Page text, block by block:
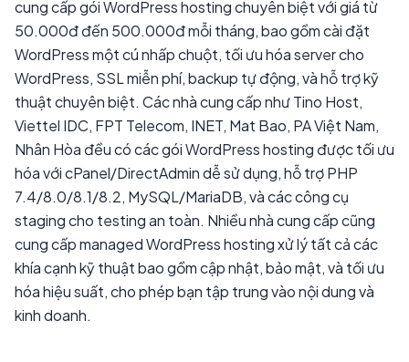
cung cấp gói WordPress hosting chuyên biệt với giá từ
50.000đ đến 500.000đ mỗi tháng, bao gồm cài đặt
WordPress một cú nhấp chuột, tối ưu hóa server cho
WordPress, SSL miễn phí, backup tự động, và hỗ trợ kỹ
thuật chuyên biệt. Các nhà cung cấp như Tino Host,
Viettel IDC, FPT Telecom, INET, Mat Bao, PA Việt Nam,
Nhân Hòa đều có các gói WordPress hosting được tối ưu
hóa với cPanel/DirectAdmin dễ sử dụng, hỗ trợ PHP
7.4/8.0/8.1/8.2, MySQL/MariaDB, và các công cụ
staging cho testing an toàn. Nhiều nhà cung cấp cũng
cung cấp managed WordPress hosting xử lý tất cả các
khía cạnh kỹ thuật bao gồm cập nhật, bảo mật, và tối ưu
hóa hiệu suất, cho phép bạn tập trung vào nội dung và
kinh doanh.